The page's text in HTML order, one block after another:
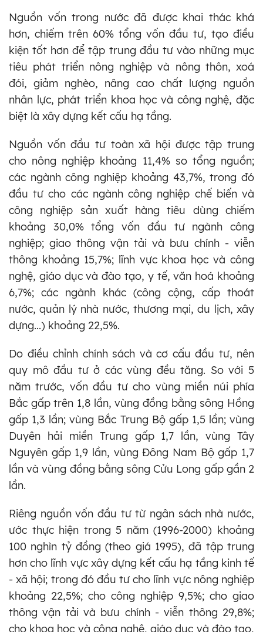
Nguồn vốn trong nước đã được khai thác khá
hơn, chiếm trên 60% tổng vốn đầu tư, tạo điều
kiện tốt hơn để tập trung đầu tư vào những mục
tiêu phát triển nông nghiệp và nông thôn, xoá
đói, giảm nghèo, nâng cao chất lượng nguồn
nhân lực, phát triển khoa học và công nghệ, đặc
biệt là xây dựng kết cấu hạ tầng.
Nguồn vốn đầu tư toàn xã hội được tập trung
cho nông nghiệp khoảng 11,4% so tổng nguồn;
các ngành công nghiệp khoảng 43,7%, trong đó
đầu tư cho các ngành công nghiệp chế biến và
công nghiệp sản xuất hàng tiêu dùng chiếm
khoảng 30,0% tổng vốn đầu tư ngành công
nghiệp; giao thông vận tải và bưu chính - viễn
thông khoảng 15,7%; lĩnh vực khoa học và công
nghệ, giáo dục và đào tạo, y tế, văn hoá khoảng
6,7%; các ngành khác (công cộng, cấp thoát
nước, quản lý nhà nước, thương mại, du lịch, xây
dựng...) khoảng 22,5%.
Do điều chỉnh chính sách và cơ cấu đầu tư, nên
quy mô đầu tư ở các vùng đều tăng. So với 5
năm trước, vốn đầu tư cho vùng miền núi phía
Bắc gấp trên 1,8 lần, vùng đồng bằng sông Hồng
gấp 1,3 lần; vùng Bắc Trung Bộ gấp 1,5 lần; vùng
Duyên hải miền Trung gấp 1,7 lần, vùng Tây
Nguyên gấp 1,9 lần, vùng Đông Nam Bộ gấp 1,7
lần và vùng đồng bằng sông Cửu Long gấp gần 2
lần.
Riêng nguồn vốn đầu tư từ ngân sách nhà nước,
ước thực hiện trong 5 năm (1996-2000) khoảng
100 nghìn tỷ đồng (theo giá 1995), đã tập trung
hơn cho lĩnh vực xây dựng kết cấu hạ tầng kinh tế
- xã hội; trong đó đầu tư cho lĩnh vực nông nghiệp
khoảng 22,5%; cho công nghiệp 9,5%; cho giao
thông vận tải và bưu chính - viễn thông 29,8%;
cho khoa học và công nghệ, giáo dục và đào tạo,